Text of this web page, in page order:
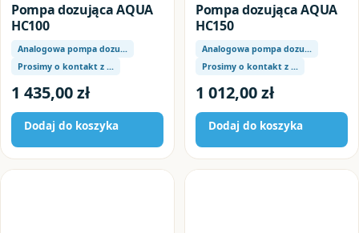
Pompa dozująca AQUA
HC100
Analogowa pompa dozu…
Prosimy o kontakt z …
1 435,00zł
Dodaj do koszyka
Pompa dozująca AQUA
HC150
Analogowa pompa dozu…
Prosimy o kontakt z …
1 012,00zł
Dodaj do koszyka